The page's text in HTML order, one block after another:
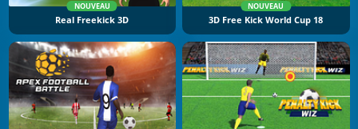
NOUVEAU
Real Freekick 3D
NOUVEAU
3D Free Kick World Cup 18